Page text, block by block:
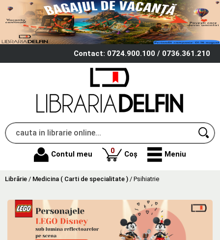
Contact: 0724.900.100 / 0736.361.210
Contul meu 0produse
Coș Meniu
Librărie / Medicina ( Carti de specialitate ) / Psihiatrie